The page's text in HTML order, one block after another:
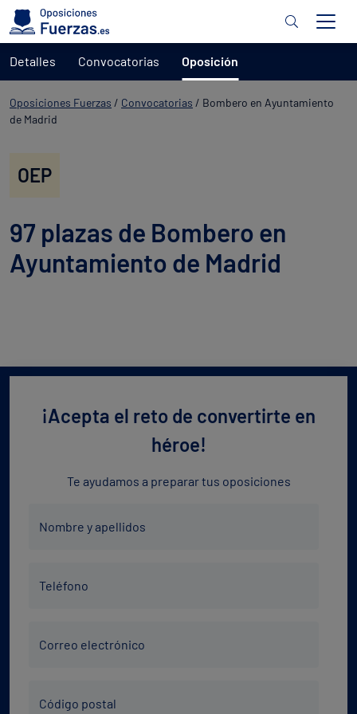
Oposiciones Fuerzas / Convocatorias / Bombero en Ayuntamiento
de Madrid
OEP
97 plazas de Bombero en
Ayuntamiento de Madrid
Detalles Convocatorias Oposición
¡Acepta el reto de convertirte en
héroe!
Te ayudamos a preparar tus oposiciones
Nombre y apellidos
Teléfono
electrónico
Correo electrónico
Postal
Código postal